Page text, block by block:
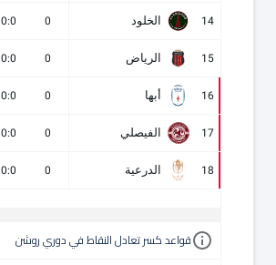
14 الخلود 0
0:0
15 الرياض 0
0:0
16 أبها 0
0:0
17 الفيصلي 0
0:0
18 الدرعية 0
0:0
قواعد كسر تعادل النقاط في دوري روشن